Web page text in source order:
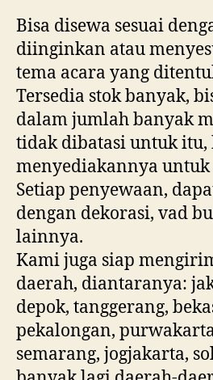
Bisa disewa sesuai
diinginkan atau
tema acara yang
Tersedia stok banyak,
dalam jumlah banyak
tidak dibatasi untuk itu,
menyediakannya untuk
Setiap penyewaan,
dengan dekorasi, vad
lainnya.
Kami juga siap
daerah, diantaranya:
depok, tanggerang,
pekalongan,
semarang, jogjakarta,